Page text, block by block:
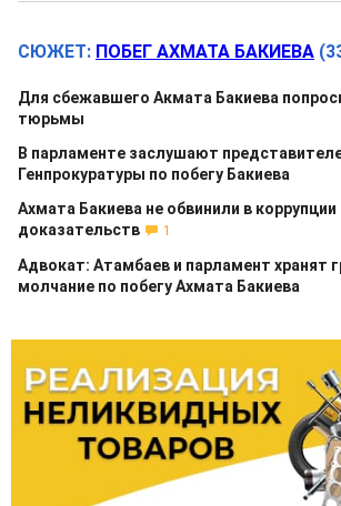
СЮЖЕТ: ПОБЕГ АХМАТА БАКИЕВА
Для сбежавшего Акмата Бакиева
тюрьмы
В парламенте заслушают
Генпрокуратуры по побегу Бакиева
Ахмата Бакиева не обвинили в
доказательств
1
Адвокат: Атамбаев и парламент хранят
молчание по побегу Ахмата Бакиева